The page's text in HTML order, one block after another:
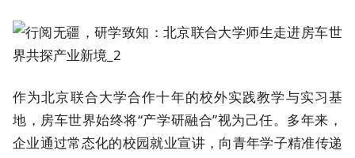
作为北京联合大学合作十年的校外实践教学与实习基
地，房车世界始终将“产学研融合”视为己任。多年来，
企业通过常态化的校园就业宣讲，向青年学子精准传递